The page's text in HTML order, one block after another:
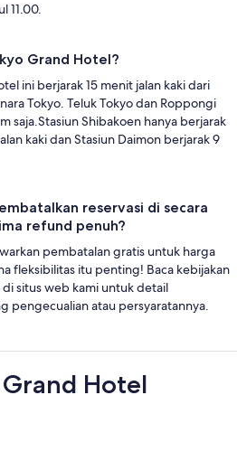
11.00.
Grand Hotel?
ini berjarak 15 menit jalan kaki dari
Tokyo. Teluk Tokyo dan Roppongi
saja.Stasiun Shibakoen hanya berjarak
kaki dan Stasiun Daimon berjarak 9
reservasi di secara
refund penuh?
pembatalan gratis untuk harga
fleksibilitas itu penting! Baca kebijakan
situs web kami untuk detail
pengecualian atau persyaratannya.
Hotel